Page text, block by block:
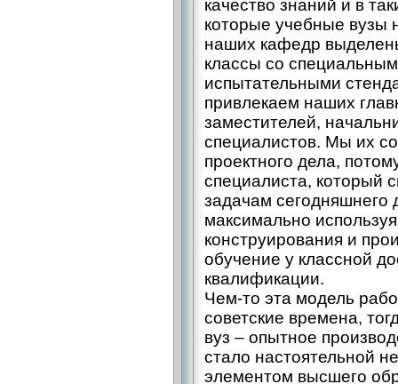
качество знаний и в
которые учебные вузы
наших кафедр
классы со
испытательными
привлекаем наших
заместителей,
специалистов. Мы их
проектного дела,
специалиста, который
задачам сегодняшнего
максимально
конструирования и
обучение у классной
квалификации.
Чем-то эта модель
советские времена,
вуз – опытное
стало настоятельной
элементом высшего